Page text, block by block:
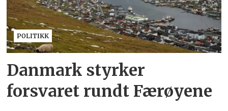
POLITIKK
Danmark styrker
forsvaret rundt Færøyene